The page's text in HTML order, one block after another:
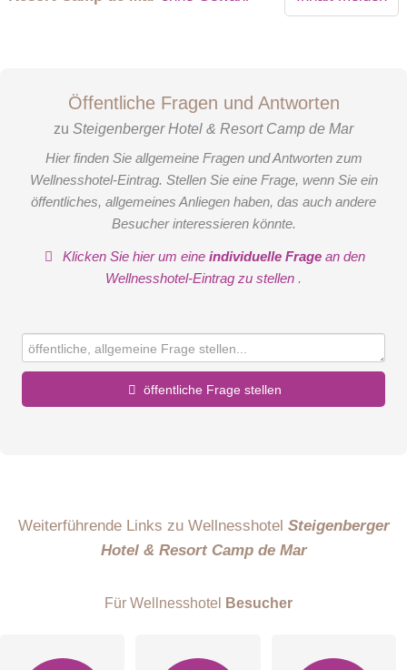
Öffentliche Fragen und Antworten
zu Steigenberger Hotel & Resort Camp de Mar
Hier finden Sie allgemeine Fragen und Antworten zum
Wellnesshotel-Eintrag. Stellen Sie eine Frage, wenn Sie ein
öffentliches, allgemeines Anliegen haben, das auch andere
Besucher interessieren könnte.
Klicken Sie hier um eineindividuelle Frage an den
Wellnesshotel-Eintrag zu stellen .
öffentliche Frage stellen
Weiterführende Links zu Wellnesshotel Steigenberger
Hotel & Resort Camp de Mar
Für Wellnesshotel Besucher